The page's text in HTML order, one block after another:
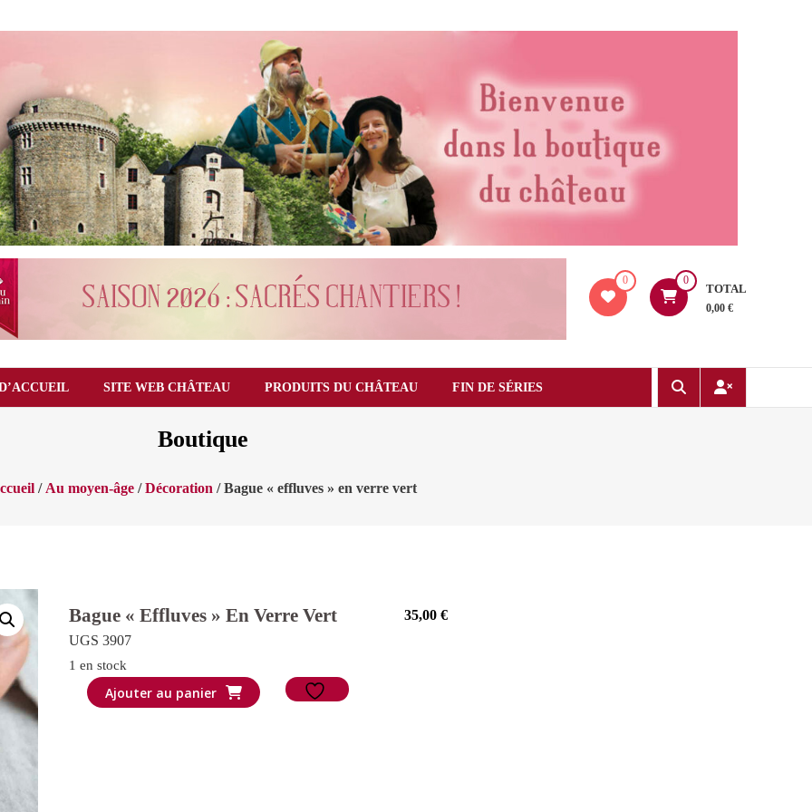
0 0
TOTAL
0,00 €
SITE WEB CHÂTEAU PRODUITS DU CHÂTEAU FIN DE SÉRIES
Boutique
/ Au moyen-âge /Décoration / Bague « effluves » en verre vert
Bague « Effluves » En Verre Vert 35,00 €
UGS 3907
1 en stock
quantitéAjouter au panier